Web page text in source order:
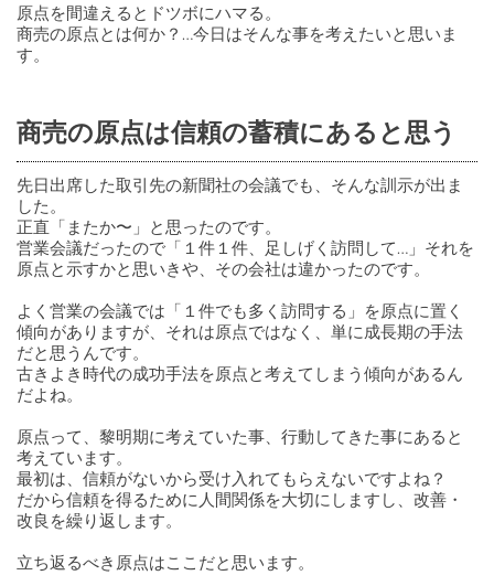
原点を間違えるとドツボにハマる。
商売の原点とは何か？…今日はそんな事を考えたいと思いま
す。
商売の原点は信頼の蓄積にあると思う
先日出席した取引先の新聞社の会議でも、そんな訓示が出ま
した。
正直「またか〜」と思ったのです。
営業会議だったので「１件１件、足しげく訪問して…」それを
原点と示すかと思いきや、その会社は違かったのです。
よく営業の会議では「１件でも多く訪問する」を原点に置く
傾向がありますが、それは原点ではなく、単に成長期の手法
だと思うんです。
古きよき時代の成功手法を原点と考えてしまう傾向があるん
だよね。
原点って、黎明期に考えていた事、行動してきた事にあると
考えています。
最初は、信頼がないから受け入れてもらえないですよね？
だから信頼を得るために人間関係を大切にしますし、改善・
改良を繰り返します。
立ち返るべき原点はここだと思います。